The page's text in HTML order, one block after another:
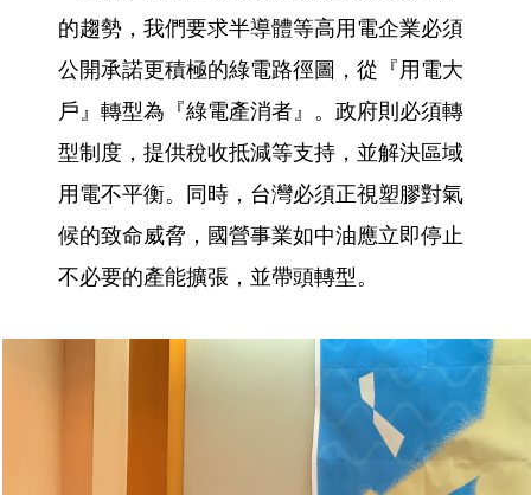
的趨勢，我們要求半導體等高用電企業必須
公開承諾更積極的綠電路徑圖，從『用電大
戶』轉型為『綠電產消者』。政府則必須轉
型制度，提供稅收抵減等支持，並解決區域
用電不平衡。同時，台灣必須正視塑膠對氣
候的致命威脅，國營事業如中油應立即停止
不必要的產能擴張，並帶頭轉型。